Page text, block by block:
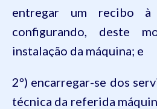
entregar um recibo à
configurando, deste
instalação da máquina; e
2º) encarregar-se dos
técnica da referida